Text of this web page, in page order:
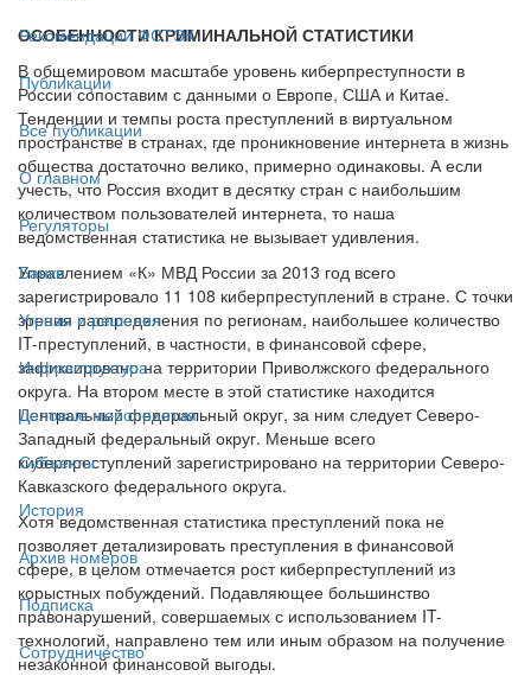
Рекомендации ФСТЭК
Публикации
Все публикации
О главном
Регуляторы
Банки
Угрозы и решения
Инфраструктура
Деловые мероприятия
Субъекты
История
Архив номеров
Подписка
Сотрудничество
ОСОБЕННОСТИ КРИМИНАЛЬНОЙ СТАТИСТИКИ
В общемировом масштабе уровень киберпреступности в
России сопоставим с данными о Европе, США и Китае.
Тенденции и темпы роста преступлений в виртуальном
пространстве в странах, где проникновение интернета в жизнь
общества достаточно велико, примерно одинаковы. А если
учесть, что Россия входит в десятку стран с наибольшим
количеством пользователей интернета, то наша
ведомственная статистика не вызывает удивления.
Управлением «К» МВД России за 2013 год всего
зарегистрировало 11 108 киберпреступлений в стране. С точки
зрения распределения по регионам, наибольшее количество
IT-преступлений, в частности, в финансовой сфере,
зафиксировано на территории Приволжского федерального
округа. На втором месте в этой статистике находится
Центральный федеральный округ, за ним следует Северо-
Западный федеральный округ. Меньше всего
киберпреступлений зарегистрировано на территории Северо-
Кавказского федерального округа.
Хотя ведомственная статистика преступлений пока не
позволяет детализировать преступления в финансовой
сфере, в целом отмечается рост киберпреступлений из
корыстных побуждений. Подавляющее большинство
правонарушений, совершаемых с использованием IT-
технологий, направлено тем или иным образом на получение
незаконной финансовой выгоды.